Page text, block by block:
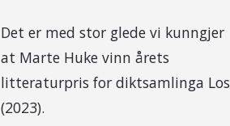
Det er med stor glede vi kunngjer
at Marte Huke vinn årets
litteraturpris for diktsamlinga Los
(2023).